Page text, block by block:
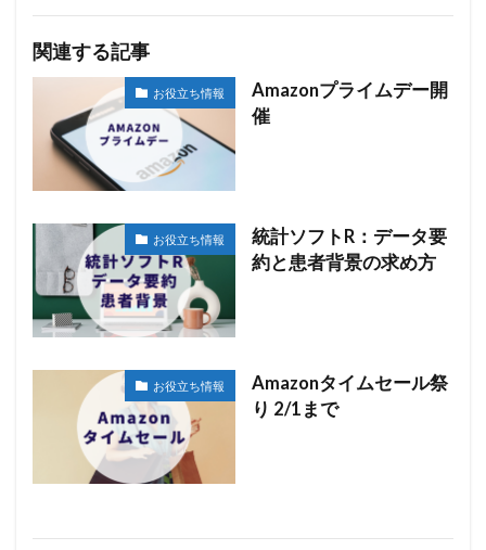
関連する記事
お役立ち情報
Amazonプライムデー開
催
お役立ち情報
統計ソフトR：データ要
約と患者背景の求め方
お役立ち情報
Amazonタイムセール祭
り 2/1まで